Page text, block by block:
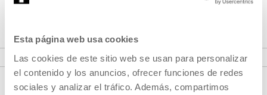
Esta página web usa cookies
Las cookies de este sitio web se usan para personalizar
el contenido y los anuncios, ofrecer funciones de redes
sociales y analizar el tráfico. Además, compartimos
presente y futuro.
VER CICLO